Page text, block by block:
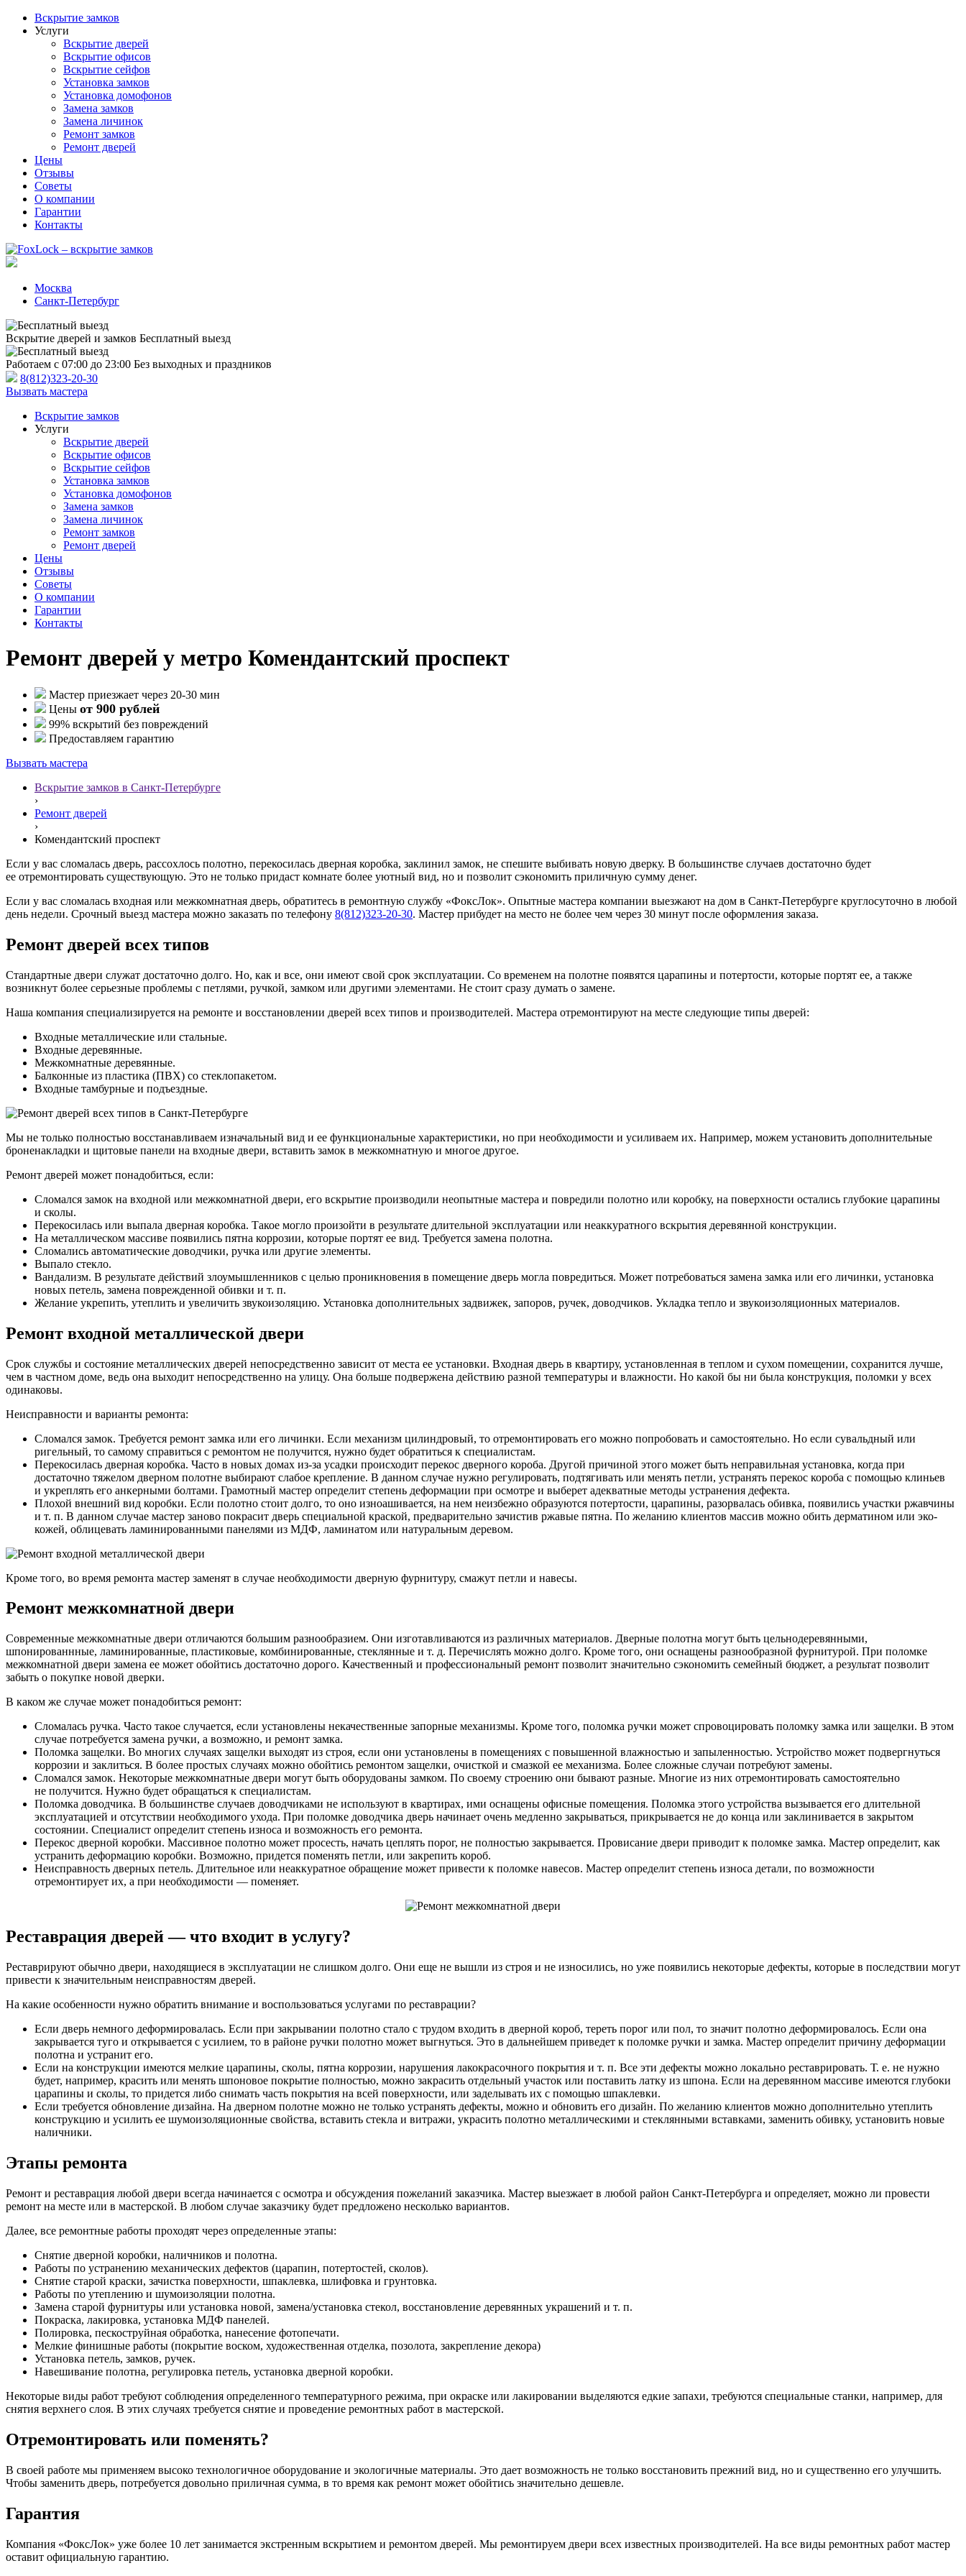
Вскрытие замков
Услуги
Вскрытие дверей
Вскрытие офисов
Вскрытие сейфов
Установка замков
Установка домофонов
Замена замков
Замена личинок
Ремонт замков
Ремонт дверей
Цены
Отзывы
Советы
О компании
Гарантии
Контакты
Москва
Санкт-Петербург
Вскрытие дверей и замков Бесплатный выезд
Работаем с 07:00 до 23:00 Без выходных и праздников
8(812)323-20-30
Вызвать мастера
Вскрытие замков
Услуги
Вскрытие дверей
Вскрытие офисов
Вскрытие сейфов
Установка замков
Установка домофонов
Замена замков
Замена личинок
Ремонт замков
Ремонт дверей
Цены
Отзывы
Советы
О компании
Гарантии
Контакты
Ремонт дверей у метро Комендантский проспект
Мастер приезжает через 20-30 мин
Цены от 900 рублей
99% вскрытий без повреждений
Предоставляем гарантию
Вызвать мастера
Вскрытие замков в Санкт-Петербурге
›
Ремонт дверей
›
Комендантский проспект
Если у вас сломалась дверь, рассохлось полотно, перекосилась дверная коробка, заклинил замок, не спешите выбивать новую дверку. В большинстве случаев достаточно будет
ее отремонтировать существующую. Это не только придаст комнате более уютный вид, но и позволит сэкономить приличную сумму денег.
Если у вас сломалась входная или межкомнатная дверь, обратитесь в ремонтную службу «ФоксЛок». Опытные мастера компании выезжают на дом в Санкт-Петербурге круглосуточно в любой
день недели. Срочный выезд мастера можно заказать по телефону 8(812)323-20-30. Мастер прибудет на место не более чем через 30 минут после оформления заказа.
Ремонт дверей всех типов
Стандартные двери служат достаточно долго. Но, как и все, они имеют свой срок эксплуатации. Со временем на полотне появятся царапины и потертости, которые портят ее, а также
возникнут более серьезные проблемы с петлями, ручкой, замком или другими элементами. Не стоит сразу думать о замене.
Наша компания специализируется на ремонте и восстановлении дверей всех типов и производителей. Мастера отремонтируют на месте следующие типы дверей:
Входные металлические или стальные.
Входные деревянные.
Межкомнатные деревянные.
Балконные из пластика (ПВХ) со стеклопакетом.
Входные тамбурные и подъездные.
Мы не только полностью восстанавливаем изначальный вид и ее функциональные характеристики, но при необходимости и усиливаем их. Например, можем установить дополнительные
броненакладки и щитовые панели на входные двери, вставить замок в межкомнатную и многое другое.
Ремонт дверей может понадобиться, если:
Сломался замок на входной или межкомнатной двери, его вскрытие производили неопытные мастера и повредили полотно или коробку, на поверхности остались глубокие царапины
и сколы.
Перекосилась или выпала дверная коробка. Такое могло произойти в результате длительной эксплуатации или неаккуратного вскрытия деревянной конструкции.
На металлическом массиве появились пятна коррозии, которые портят ее вид. Требуется замена полотна.
Сломались автоматические доводчики, ручка или другие элементы.
Выпало стекло.
Вандализм. В результате действий злоумышленников с целью проникновения в помещение дверь могла повредиться. Может потребоваться замена замка или его личинки, установка
новых петель, замена поврежденной обивки и т. п.
Желание укрепить, утеплить и увеличить звукоизоляцию. Установка дополнительных задвижек, запоров, ручек, доводчиков. Укладка тепло и звукоизоляционных материалов.
Ремонт входной металлической двери
Срок службы и состояние металлических дверей непосредственно зависит от места ее установки. Входная дверь в квартиру, установленная в теплом и сухом помещении, сохранится лучше,
чем в частном доме, ведь она выходит непосредственно на улицу. Она больше подвержена действию разной температуры и влажности. Но какой бы ни была конструкция, поломки у всех
одинаковы.
Неисправности и варианты ремонта:
Сломался замок. Требуется ремонт замка или его личинки. Если механизм цилиндровый, то отремонтировать его можно попробовать и самостоятельно. Но если сувальдный или
ригельный, то самому справиться с ремонтом не получится, нужно будет обратиться к специалистам.
Перекосилась дверная коробка. Часто в новых домах из-за усадки происходит перекос дверного короба. Другой причиной этого может быть неправильная установка, когда при
достаточно тяжелом дверном полотне выбирают слабое крепление. В данном случае нужно регулировать, подтягивать или менять петли, устранять перекос короба с помощью клиньев
и укреплять его анкерными болтами. Грамотный мастер определит степень деформации при осмотре и выберет адекватные методы устранения дефекта.
Плохой внешний вид коробки. Если полотно стоит долго, то оно изноашивается, на нем неизбежно образуются потертости, царапины, разорвалась обивка, появились участки ржавчины
и т. п. В данном случае мастер заново покрасит дверь специальной краской, предварительно зачистив ржавые пятна. По желанию клиентов массив можно обить дерматином или эко-
кожей, облицевать ламинированными панелями из МДФ, ламинатом или натуральным деревом.
Кроме того, во время ремонта мастер заменят в случае необходимости дверную фурнитуру, смажут петли и навесы.
Ремонт межкомнатной двери
Современные межкомнатные двери отличаются большим разнообразием. Они изготавливаются из различных материалов. Дверные полотна могут быть цельнодеревянными,
шпонированнные, ламинированные, пластиковые, комбинированные, стеклянные и т. д. Перечислять можно долго. Кроме того, они оснащены разнообразной фурнитурой. При поломке
межкомнатной двери замена ее может обойтись достаточно дорого. Качественный и профессиональный ремонт позволит значительно сэкономить семейный бюджет, а результат позволит
забыть о покупке новой дверки.
В каком же случае может понадобиться ремонт:
Сломалась ручка. Часто такое случается, если установлены некачественные запорные механизмы. Кроме того, поломка ручки может спровоцировать поломку замка или защелки. В этом
случае потребуется замена ручки, а возможно, и ремонт замка.
Поломка защелки. Во многих случаях защелки выходят из строя, если они установлены в помещениях с повышенной влажностью и запыленностью. Устройство может подвергнуться
коррозии и заклиться. В более простых случаях можно обойтись ремонтом защелки, очисткой и смазкой ее механизма. Более сложные случаи потребуют замены.
Сломался замок. Некоторые межкомнатные двери могут быть оборудованы замком. По своему строению они бывают разные. Многие из них отремонтировать самостоятельно
не получится. Нужно будет обращаться к специалистам.
Поломка доводчика. В большинстве случаев доводчиками не используют в квартирах, ими оснащены офисные помещения. Поломка этого устройства вызывается его длительной
эксплуатацией и отсутствии необходимого ухода. При поломке доводчика дверь начинает очень медленно закрываться, прикрывается не до конца или заклинивается в закрытом
состоянии. Специалист определит степень износа и возможность его ремонта.
Перекос дверной коробки. Массивное полотно может просесть, начать цеплять порог, не полностью закрывается. Провисание двери приводит к поломке замка. Мастер определит, как
устранить деформацию коробки. Возможно, придется поменять петли, или закрепить короб.
Неисправность дверных петель. Длительное или неаккуратное обращение может привести к поломке навесов. Мастер определит степень износа детали, по возможности
отремонтирует их, а при необходимости — поменяет.
Реставрация дверей — что входит в услугу?
Реставрируют обычно двери, находящиеся в эксплуатации не слишком долго. Они еще не вышли из строя и не износились, но уже появились некоторые дефекты, которые в последствии могут
привести к значительным неисправностям дверей.
На какие особенности нужно обратить внимание и воспользоваться услугами по реставрации?
Если дверь немного деформировалась. Если при закрывании полотно стало с трудом входить в дверной короб, тереть порог или пол, то значит полотно деформировалось. Если она
закрывается туго и открывается с усилием, то в районе ручки полотно может выгнуться. Это в дальнейшем приведет к поломке ручки и замка. Мастер определит причину деформации
полотна и устранит его.
Если на конструкции имеются мелкие царапины, сколы, пятна коррозии, нарушения лакокрасочного покрытия и т. п. Все эти дефекты можно локально реставрировать. Т. е. не нужно
будет, например, красить или менять шпоновое покрытие полностью, можно закрасить отдельный участок или поставить латку из шпона. Если на деревянном массиве имеются глубоки
царапины и сколы, то придется либо снимать часть покрытия на всей поверхности, или заделывать их с помощью шпаклевки.
Если требуется обновление дизайна. На дверном полотне можно не только устранять дефекты, можно и обновить его дизайн. По желанию клиентов можно дополнительно утеплить
конструкцию и усилить ее шумоизоляционные свойства, вставить стекла и витражи, украсить полотно металлическими и стеклянными вставками, заменить обивку, установить новые
наличники.
Этапы ремонта
Ремонт и реставрация любой двери всегда начинается с осмотра и обсуждения пожеланий заказчика. Мастер выезжает в любой район Санкт-Петербурга и определяет, можно ли провести
ремонт на месте или в мастерской. В любом случае заказчику будет предложено несколько вариантов.
Далее, все ремонтные работы проходят через определенные этапы:
Снятие дверной коробки, наличников и полотна.
Работы по устранению механических дефектов (царапин, потертостей, сколов).
Снятие старой краски, зачистка поверхности, шпаклевка, шлифовка и грунтовка.
Работы по утеплению и шумоизоляции полотна.
Замена старой фурнитуры или установка новой, замена/установка стекол, восстановление деревянных украшений и т. п.
Покраска, лакировка, установка МДФ панелей.
Полировка, пескоструйная обработка, нанесение фотопечати.
Мелкие финишные работы (покрытие воском, художественная отделка, позолота, закрепление декора)
Установка петель, замков, ручек.
Навешивание полотна, регулировка петель, установка дверной коробки.
Некоторые виды работ требуют соблюдения определенного температурного режима, при окраске или лакировании выделяются едкие запахи, требуются специальные станки, например, для
снятия верхнего слоя. В этих случаях требуется снятие и проведение ремонтных работ в мастерской.
Отремонтировать или поменять?
В своей работе мы применяем высоко технологичное оборудование и экологичные материалы. Это дает возможность не только восстановить прежний вид, но и существенно его улучшить.
Чтобы заменить дверь, потребуется довольно приличная сумма, в то время как ремонт может обойтись значительно дешевле.
Гарантия
Компания «ФоксЛок» уже более 10 лет занимается экстренным вскрытием и ремонтом дверей. Мы ремонтируем двери всех известных производителей. На все виды ремонтных работ мастер
оставит официальную гарантию.